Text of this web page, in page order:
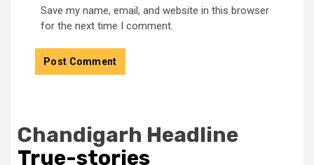
Save my name, email, and website in this browser
for the next time I comment.
Chandigarh Headline
True-stories